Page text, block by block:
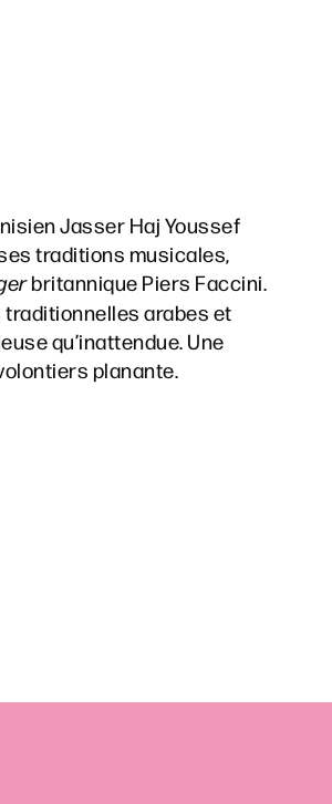
Jasser Haj Youssef
traditions musicales,
britannique Piers Faccini.
arabes et
qu’inattendue. Une
planante.